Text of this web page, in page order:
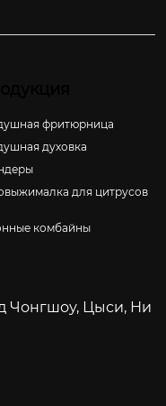
фритюрница
духовка
для цитрусов
комбайны
Чонгшоу, Цыси, Ни